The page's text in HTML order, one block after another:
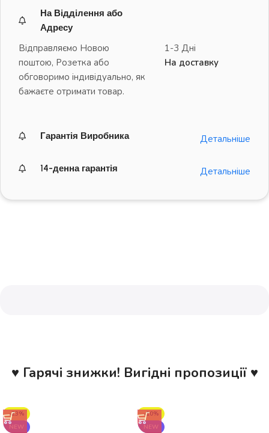
На Відділення або
Адресу
Відправляємо Новою
поштою, Розетка або
обговоримо індивідуально, як
бажаєте отримати товар.
1-3 Дні
На доставку
Гарантія Виробника Детальніше
14-денна гарантія Детальніше
♥ Гарячі знижки! Вигідні пропозиції ♥
-23%
NEW
-10%
NEW